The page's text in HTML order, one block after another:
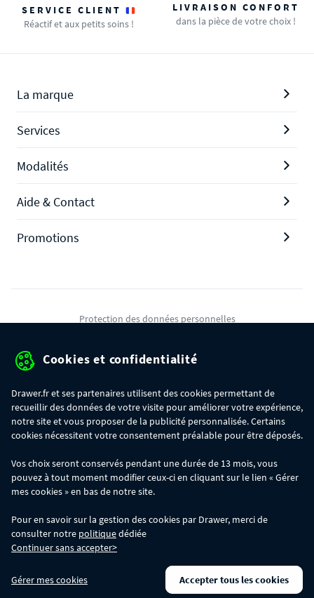
SERVICE CLIENT
Réactif et aux petits soins !
LIVRAISON CONFORT
dans la pièce de votre choix !
La marque
Services
Modalités
Aide & Contact
Promotions
Protection des données personnelles
Gérer mes cookies
commande :
- 30€ sur votre commande dès 300€ d'achat, avec le code BIKINI30
- 50€ sur votre commande dès 500€ d'achat, avec le code BIKINI50
Les codes BIKINI30, BIKINI50 et BIKINI100 ne sont valables que sur
www.drawer.fr; ils ne sont pas cumulables entre eux, ni avec d'autres codes
promotionnels. La remise se calculera automatiquement dans votre panier
lors de la saisie du code adéquat.
DRAWER DAYS- Du 29/07 au 11/08 inclus : profitez de remises allant jusqu'à
-50% sur une large sélection de produits. Opération valable dans la limite des
Cookies et confidentialité
Drawer.fr et ses partenaires utilisent des cookies permettant de
recueillir des données de votre visite pour améliorer votre expérience,
notre site et vous proposer de la publicité personnalisée. Certains
cookies nécessitent votre consentement préalable pour être déposés.
Vos choix seront conservés pendant une durée de 13 mois, vous
pouvez à tout moment modifier ceux-ci en cliquant sur le lien « Gérer
mes cookies » en bas de notre site.
Pour en savoir sur la gestion des cookies par Drawer, merci de
consulter notre politiquedédiée
Continuer sans accepter>
Gérer mes cookies Accepter tous les cookies